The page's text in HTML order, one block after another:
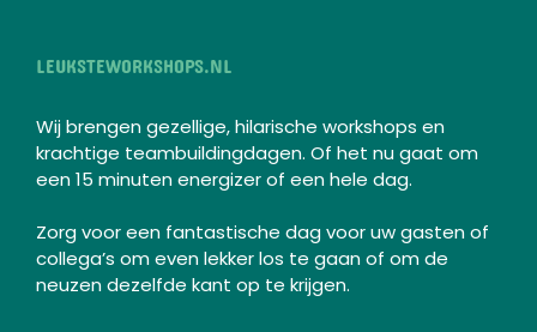
LEUKSTEWORKSHOPS.NL
Wij brengen gezellige, hilarische workshops en
krachtige teambuildingdagen. Of het nu gaat om
een 15 minuten energizer of een hele dag.
Zorg voor een fantastische dag voor uw gasten of
collega’s om even lekker los te gaan of om de
neuzen dezelfde kant op te krijgen.